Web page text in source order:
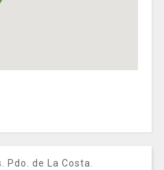
Pdo. de La Costa.